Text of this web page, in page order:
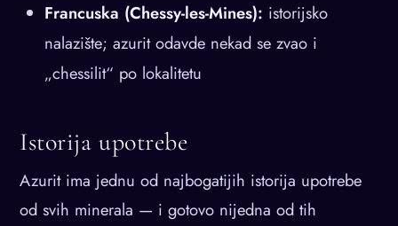
Francuska (Chessy-les-Mines): istorijsko
nalazište; azurit odavde nekad se zvao i
„chessilit“ po lokalitetu
Istorija upotrebe
Azurit ima jednu od najbogatijih istorija upotrebe
od svih minerala — i gotovo nijedna od tih